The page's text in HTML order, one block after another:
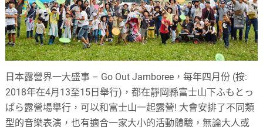
日本露營界一大盛事 – Go Out Jamboree，每年四月份 (按:
2018年在4月13至15日舉行)，都在靜岡縣富士山下ふもとっ
ぱら露營場舉行，可以和富士山一起露營! 大會安排了不同類
型的音樂表演，也有適合一家大小的活動體驗，無論大人或